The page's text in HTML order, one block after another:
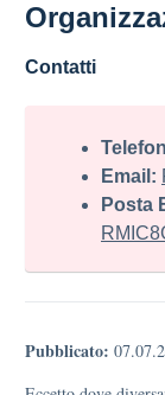
Contatti
Email:
Posta
Pubblicato: